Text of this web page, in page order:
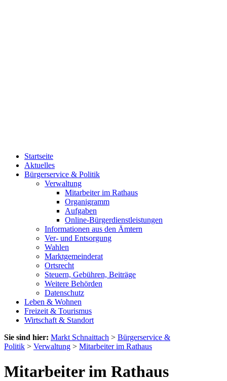
Startseite
Aktuelles
Bürgerservice & Politik
Verwaltung
Mitarbeiter im Rathaus
Organigramm
Aufgaben
Online-Bürgerdienstleistungen
Informationen aus den Ämtern
Ver- und Entsorgung
Wahlen
Marktgemeinderat
Ortsrecht
Steuern, Gebühren, Beiträge
Weitere Behörden
Datenschutz
Leben & Wohnen
Freizeit & Tourismus
Wirtschaft & Standort
Sie sind hier: Markt Schnaittach > Bürgerservice &
Politik > Verwaltung > Mitarbeiter im Rathaus
Mitarbeiter im Rathaus